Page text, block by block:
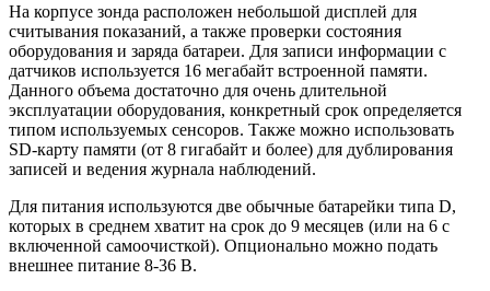
На корпусе зонда расположен небольшой дисплей для
считывания показаний, а также проверки состояния
оборудования и заряда батареи. Для записи информации с
датчиков используется 16 мегабайт встроенной памяти.
Данного объема достаточно для очень длительной
эксплуатации оборудования, конкретный срок определяется
типом используемых сенсоров. Также можно использовать
SD-карту памяти (от 8 гигабайт и более) для дублирования
записей и ведения журнала наблюдений.
Для питания используются две обычные батарейки типа D,
которых в среднем хватит на срок до 9 месяцев (или на 6 с
включенной самоочисткой). Опционально можно подать
внешнее питание 8-36 В.